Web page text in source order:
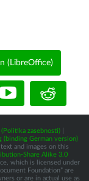
(LibreOffice)
zasebnosti)|
(binding German version)
and images on this
Share Alike 3.0
which is licensed under
Foundation” are
or are in actual use as